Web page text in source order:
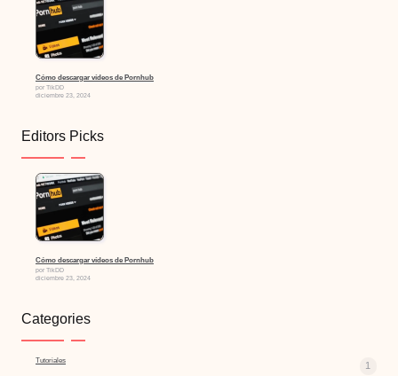
Cómo descargar vídeos de Pornhub
por TikDD
diciembre 23, 2024
Editors Picks
Cómo descargar vídeos de Pornhub
por TikDD
diciembre 23, 2024
Categories
Tutoriales 1